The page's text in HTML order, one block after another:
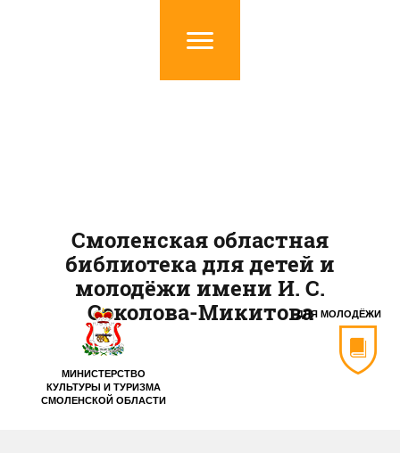
МИНИСТЕРСТВО
КУЛЬТУРЫ И ТУРИЗМА
СМОЛЕНСКОЙ ОБЛАСТИ
ДЛЯ МОЛОДЁЖИ
Смоленская областная
библиотека для детей и
молодёжи имени И. С.
Соколова-Микитова